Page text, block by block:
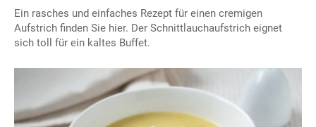
Ein rasches und einfaches Rezept für einen cremigen
Aufstrich finden Sie hier. Der Schnittlauchaufstrich eignet
sich toll für ein kaltes Buffet.